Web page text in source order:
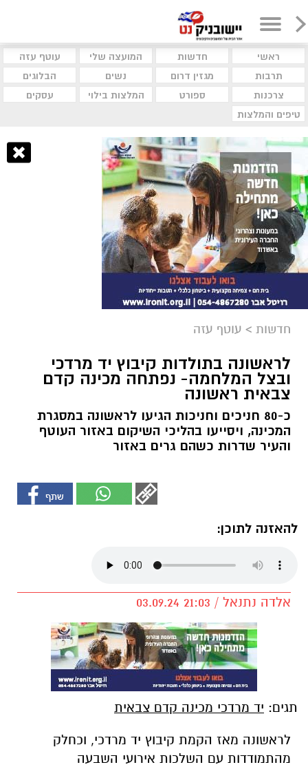
ראשי חדשות המועצה שלי
עוטף עזה
תרבות
מגזין דרום נשים
הבלוגים
צרכנות
ספורט המלצות בילוי
עסקים
טיפים והמלצות
חדשות > עוטף עזה
לראשונה בתולדות קיבוץ יד מרדכי
ובצל המלחמה- נפתחה מכינה קדם
צבאית ראשונה
כ-80 חניכים וחניכות הגיעו לראשונה במסגרת
המכינה, ויסייעו בהליכי השיקום באזור העוטף
והעיר שדרות כשהם גרים באזור
להאזנה לתוכן:
אלדה נתנאל / 21:03 03.09.24
תגים: יד מרדכי מכינה קדם צבאית
לראשונה מאז הקמת קיבוץ יד מרדכי, וכחלק
מהתמודדות עם השלכות אירועי השבעה